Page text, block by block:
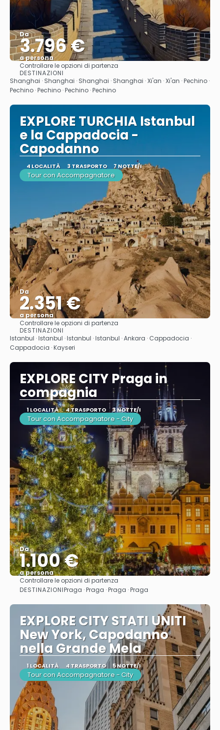
Da
3.796 €
a persona
Vedere
Controllare le opzioni di partenza
DESTINAZIONI
Shanghai · Shanghai · Shanghai · Shanghai · Xi'an · Xi'an · Pechino ·
Pechino · Pechino · Pechino · Pechino
EXPLORE TURCHIA Istanbul
e la Cappadocia -
Capodanno
4 LOCALITÀ 3 TRASPORTO 7 NOTTE/I
Tour con Accompagnatore
Da
2.351 €
a persona
Vedere
Controllare le opzioni di partenza
DESTINAZIONI
Istanbul · Istanbul · Istanbul · Istanbul · Ankara · Cappadocia ·
Cappadocia · Kayseri
EXPLORE CITY Praga in
compagnia
1 LOCALITÀ 4 TRASPORTO 3 NOTTE/I
Tour con Accompagnatore - City
Da
1.100 €
a persona
Vedere
Controllare le opzioni di partenza
DESTINAZIONIPraga · Praga · Praga · Praga
EXPLORE CITY STATI UNITI
New York, Capodanno
nella Grande Mela
1 LOCALITÀ 4 TRASPORTO 5 NOTTE/I
Tour con Accompagnatore - City